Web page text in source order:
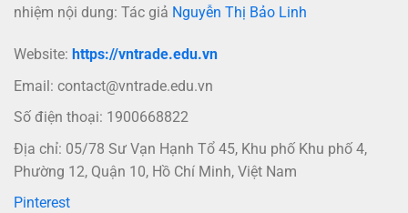
nhiệm nội dung: Tác giả Nguyễn Thị Bảo Linh
Website: https://vntrade.edu.vn
Email: contact@vntrade.edu.vn
Số điện thoại: 1900668822
Địa chỉ: 05/78 Sư Vạn Hạnh Tổ 45, Khu phố Khu phố 4,
Phường 12, Quận 10, Hồ Chí Minh, Việt Nam
Pinterest